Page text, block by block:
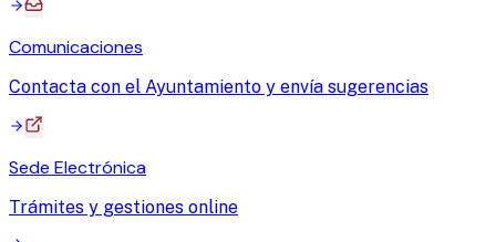
Comunicaciones
Contacta con el Ayuntamiento y envía sugerencias
Sede Electrónica
Trámites y gestiones online